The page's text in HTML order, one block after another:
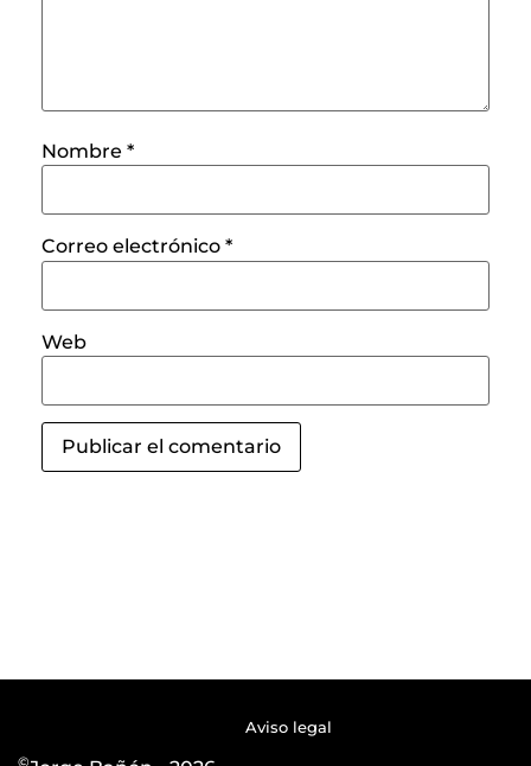
Nombre *
Correo electrónico *
Web
©
Aviso legal